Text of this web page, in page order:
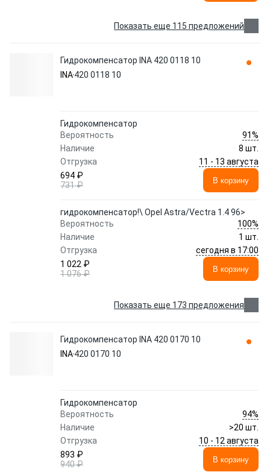
Показать еще 115 предложений
Гидрокомпенсатор INA 420 0118 10
INA420 0118 10
Гидрокомпенсатор
Вероятность
91%
Наличие
8 шт.
Отгрузка
11 - 13 августа
694 ₽
731 ₽
В корзину
гидрокомпенсатор!\ Opel Astra/Vectra 1.4 96>
Вероятность
100%
Наличие
1 шт.
Отгрузка
сегодня в 17:00
1 022 ₽
1 076 ₽
В корзину
Показать еще 173 предложения
Гидрокомпенсатор INA 420 0170 10
INA420 0170 10
Гидрокомпенсатор
Вероятность
94%
Наличие
>20 шт.
Отгрузка
10 - 12 августа
893 ₽
940 ₽
В корзину